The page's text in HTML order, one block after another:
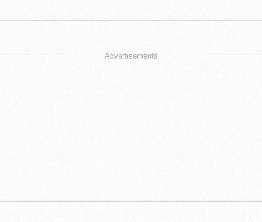
Advertisements